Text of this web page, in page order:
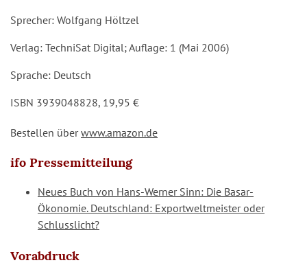
Sprecher: Wolfgang Höltzel
Verlag: TechniSat Digital; Auflage: 1 (Mai 2006)
Sprache: Deutsch
ISBN 3939048828, 19,95 €
Bestellen überwww.amazon.de
ifo Pressemitteilung
Neues Buch von Hans-Werner Sinn: Die Basar-
Ökonomie. Deutschland: Exportweltmeister oder
Schlusslicht?
Vorabdruck